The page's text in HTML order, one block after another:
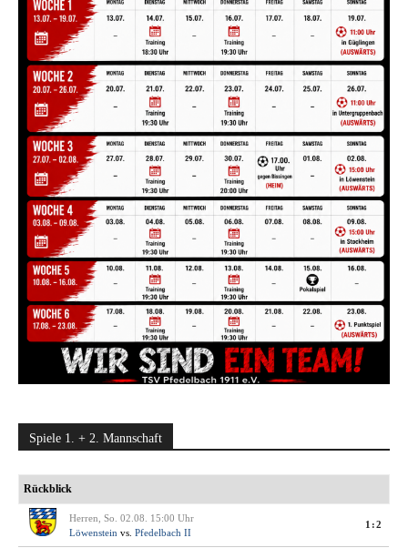
Spiele 1. + 2. Mannschaft
Rückblick
Herren, So. 02.08. 15:00 Uhr
Löwenstein vs. Pfedelbach II
1:2